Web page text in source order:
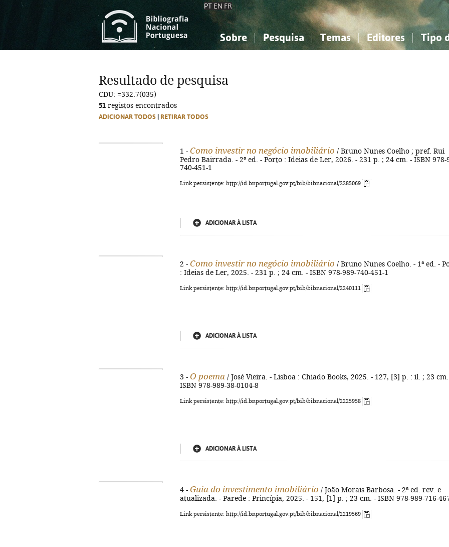
PT EN FR
Sobre Pesquisa Temas
Ciências sociais...
Editores Tipo
Ciências sociais...
Resultado de pesquisa
CDU: =332.7(035)
51 registos encontrados
ADICIONAR TODOS RETIRAR TODOS
1 - Como investir no negócio imobiliário / Bruno Nunes Coelho ; pref. Rui
Pedro Bairrada. - 2ª ed. - Porto : Ideias de Ler, 2026. - 231 p. ; 24 cm. - ISBN 978-
740-451-1
Link persistente: http://id.bnportugal.gov.pt/bib/bibnacional/2285069
ADICIONAR À LISTA
2 - Como investir no negócio imobiliário / Bruno Nunes Coelho. - 1ª ed. -
: Ideias de Ler, 2025. - 231 p. ; 24 cm. - ISBN 978-989-740-451-1
Link persistente: http://id.bnportugal.gov.pt/bib/bibnacional/2240111
ADICIONAR À LISTA
3 - O poema / José Vieira. - Lisboa : Chiado Books, 2025. - 127, [3] p. : il. ; 23
ISBN 978-989-38-0104-8
Link persistente: http://id.bnportugal.gov.pt/bib/bibnacional/2225958
ADICIONAR À LISTA
4 - Guia do investimento imobiliário / João Morais Barbosa. - 2ª ed. rev. e
atualizada. - Parede : Princípia, 2025. - 151, [1] p. ; 23 cm. - ISBN 978-989-716-
Link persistente: http://id.bnportugal.gov.pt/bib/bibnacional/2219569